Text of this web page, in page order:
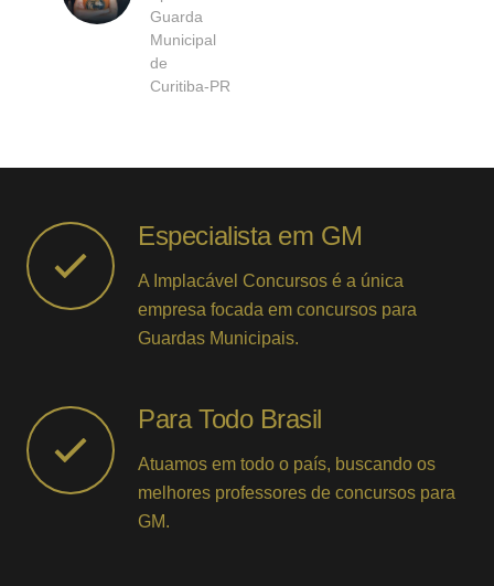
Guarda
Municipal
de
Curitiba-PR
Especialista em GM
A Implacável Concursos é a única
empresa focada em concursos para
Guardas Municipais.
Para Todo Brasil
Atuamos em todo o país, buscando os
melhores professores de concursos para
GM.